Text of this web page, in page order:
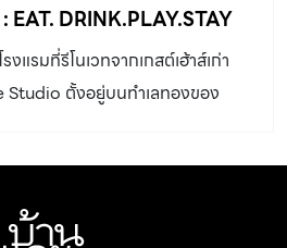
DRINK.PLAY.STAY
รมที่รีโนเวทจากเกสต์เฮ้าส์เก่า
Studio ตั้งอยู่บนทำเลทองของ